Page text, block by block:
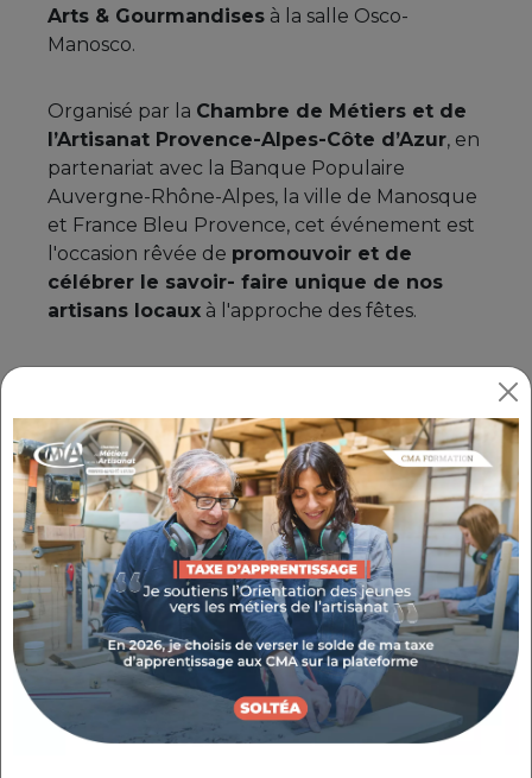
Arts & Gourmandises à la salle Osco-
Manosco.
Organisé par la Chambre de Métiers et de
l’Artisanat Provence-Alpes-Côte d’Azur, en
partenariat avec la Banque Populaire
Auvergne-Rhône-Alpes, la ville de Manosque
et France Bleu Provence, cet événement est
l'occasion rêvée de promouvoir et de
célébrer le savoir- faire unique de nos
artisans locaux à l'approche des fêtes.
DÉGUSTATIONS
La Provence, terre de création et
d'authenticité, regorge de talents que ce
salon met à l'honneur. Plus d'une
quarantaine d’exposants, principalement
du département, vous attendent pour vous
faire découvrir leurs créations.
Côtégourmandises
, préparez vos papilles !
Confiseurs
torréfacteurs, chocolatiers,
biscuitiersetbrasseursvous proposeront